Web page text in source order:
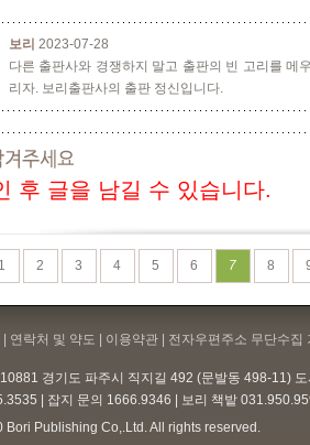
보리 2023-07-28
다른 출판사와 경쟁하지 말고 출판의 빈 고리를 메
리자. 보리출판사의 출판 정신입니다.
후 글을 남길 수 있습니다.
1 2 3 4 5 6 7 8
연락처 및 약도 | 이용약관 | 전자우편주소 무단수집
경기도 파주시 직지길 492 (문발동 498-11)
| 잡지 문의 1666.9346 | 보리 책밭
Publishing Co,.Ltd. All rights reserved.